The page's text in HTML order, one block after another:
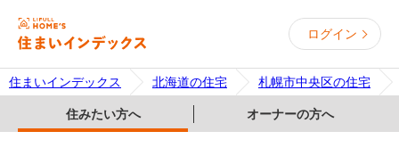
ログイン
住まいインデックス 北海道の住宅 札幌市中央区の住宅
住みたい方へ オーナーの方へ